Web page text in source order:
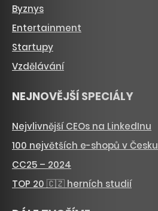
Byznys
Entertainment
Startupy
Vzdělávání
NEJNOVĚJŠÍ SPECIÁLY
Nejvlivnější CEOs na LinkedInu
100 největších e-shopů v Česku
CC25 – 2024
TOP 20 🇨🇿 herních studií